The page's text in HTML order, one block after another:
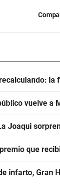
vuelve a
Joaqui
que
infarto, Gran